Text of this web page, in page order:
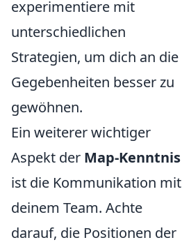
experimentiere mit
unterschiedlichen
Strategien, um dich an die
Gegebenheiten besser zu
gewöhnen.
Ein weiterer wichtiger
Aspekt der Map-Kenntnis
ist die Kommunikation mit
deinem Team. Achte
darauf, die Positionen der